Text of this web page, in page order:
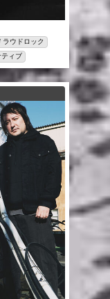
ウドロック
ティブ